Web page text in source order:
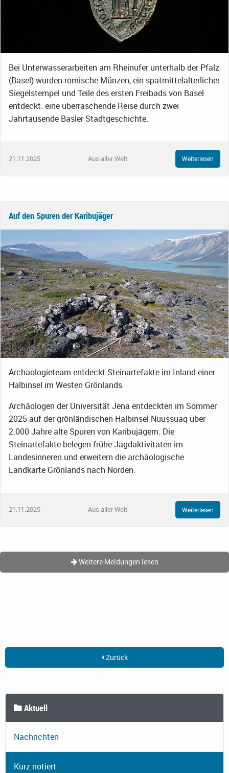
Bei Unterwasserarbeiten am Rheinufer unterhalb der Pfalz
(Basel) wurden römische Münzen, ein spätmittelalterlicher
Siegelstempel und Teile des ersten Freibads von Basel
entdeckt: eine überraschende Reise durch zwei
Jahrtausende Basler Stadtgeschichte.
21.11.2025 Aus aller Welt Weiterlesen
Auf den Spuren der Karibujäger
Archäologieteam entdeckt Steinartefakte im Inland einer
Halbinsel im Westen Grönlands
Archäologen der Universität Jena entdeckten im Sommer
2025 auf der grönländischen Halbinsel Nuussuaq über
2.000 Jahre alte Spuren von Karibujägern. Die
Steinartefakte belegen frühe Jagdaktivitäten im
Landesinneren und erweitern die archäologische
Landkarte Grönlands nach Norden.
21.11.2025 Aus aller Welt Weiterlesen
Weitere Meldungen lesen
Zurück
Aktuell
Nachrichten
Kurz notiert